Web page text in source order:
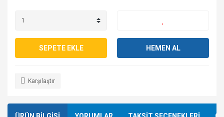
SEPETE EKLE HEMEN AL
Karşılaştır